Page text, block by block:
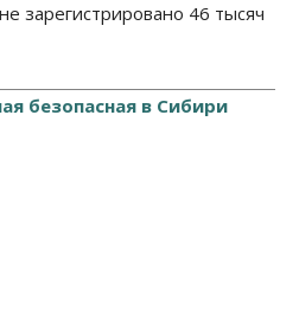
зарегистрировано 46 тысяч